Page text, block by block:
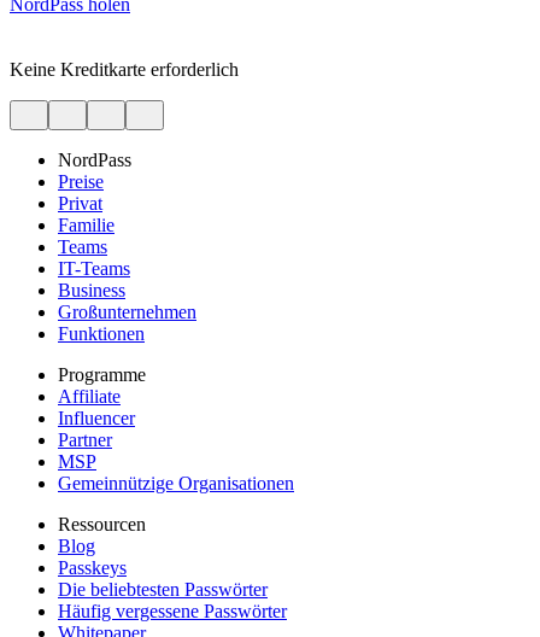
Keine Kreditkarte erforderlich
NordPass
Preise
Privat
Familie
Teams
IT-Teams
Business
Großunternehmen
Funktionen
Programme
Affiliate
Influencer
Partner
MSP
Gemeinnützige Organisationen
Ressourcen
Blog
Passkeys
Die beliebtesten Passwörter
Häufig vergessene Passwörter
Whitepaper